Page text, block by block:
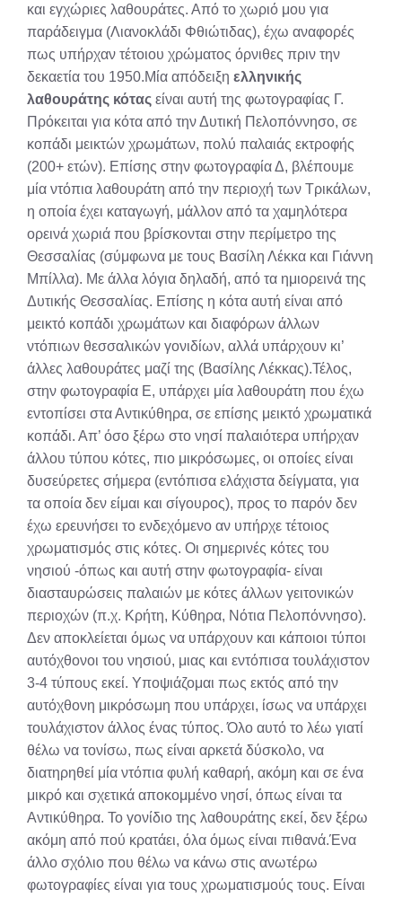
και εγχώριες λαθουράτες. Από το χωριό μου για
παράδειγμα (Λιανοκλάδι Φθιώτιδας), έχω αναφορές
πως υπήρχαν τέτοιου χρώματος όρνιθες πριν την
δεκαετία του 1950.Μία απόδειξη ελληνικής
λαθουράτης κότας είναι αυτή της φωτογραφίας Γ.
Πρόκειται για κότα από την Δυτική Πελοπόννησο, σε
κοπάδι μεικτών χρωμάτων, πολύ παλαιάς εκτροφής
(200+ ετών). Επίσης στην φωτογραφία Δ, βλέπουμε
μία ντόπια λαθουράτη από την περιοχή των Τρικάλων,
η οποία έχει καταγωγή, μάλλον από τα χαμηλότερα
ορεινά χωριά που βρίσκονται στην περίμετρο της
Θεσσαλίας (σύμφωνα με τους Βασίλη Λέκκα και Γιάννη
Μπίλλα). Με άλλα λόγια δηλαδή, από τα ημιορεινά της
Δυτικής Θεσσαλίας. Επίσης η κότα αυτή είναι από
μεικτό κοπάδι χρωμάτων και διαφόρων άλλων
ντόπιων θεσσαλικών γονιδίων, αλλά υπάρχουν κι’
άλλες λαθουράτες μαζί της (Βασίλης Λέκκας).Τέλος,
στην φωτογραφία Ε, υπάρχει μία λαθουράτη που έχω
εντοπίσει στα Αντικύθηρα, σε επίσης μεικτό χρωματικά
κοπάδι. Απ’ όσο ξέρω στο νησί παλαιότερα υπήρχαν
άλλου τύπου κότες, πιο μικρόσωμες, οι οποίες είναι
δυσεύρετες σήμερα (εντόπισα ελάχιστα δείγματα, για
τα οποία δεν είμαι και σίγουρος), προς το παρόν δεν
έχω ερευνήσει το ενδεχόμενο αν υπήρχε τέτοιος
χρωματισμός στις κότες. Οι σημερινές κότες του
νησιού -όπως και αυτή στην φωτογραφία- είναι
διασταυρώσεις παλαιών με κότες άλλων γειτονικών
περιοχών (π.χ. Κρήτη, Κύθηρα, Νότια Πελοπόννησο).
Δεν αποκλείεται όμως να υπάρχουν και κάποιοι τύποι
αυτόχθονοι του νησιού, μιας και εντόπισα τουλάχιστον
3-4 τύπους εκεί. Υποψιάζομαι πως εκτός από την
αυτόχθονη μικρόσωμη που υπάρχει, ίσως να υπάρχει
τουλάχιστον άλλος ένας τύπος. Όλο αυτό το λέω γιατί
θέλω να τονίσω, πως είναι αρκετά δύσκολο, να
διατηρηθεί μία ντόπια φυλή καθαρή, ακόμη και σε ένα
μικρό και σχετικά αποκομμένο νησί, όπως είναι τα
Αντικύθηρα. Το γονίδιο της λαθουράτης εκεί, δεν ξέρω
ακόμη από πού κρατάει, όλα όμως είναι πιθανά.Ένα
άλλο σχόλιο που θέλω να κάνω στις ανωτέρω
φωτογραφίες είναι για τους χρωματισμούς τους. Είναι